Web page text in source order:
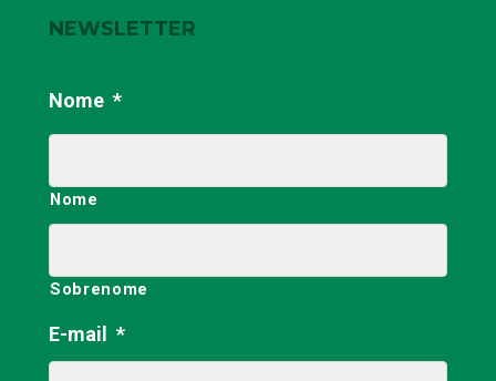
NEWSLETTER
Nome *
Nome
Sobrenome
E-mail *